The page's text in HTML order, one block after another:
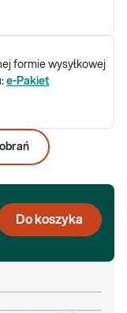
formie wysyłkowej
e-Pakiet
Do koszyka